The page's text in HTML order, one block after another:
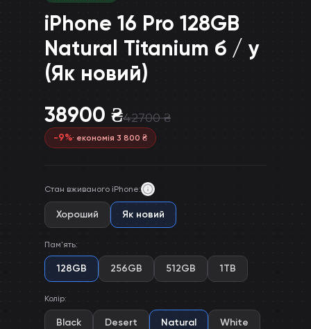
iPhone 16 Pro 128GB
Natural Titanium б / у
(Як новий)
38900 ₴42700₴
-9%· економія 3 800 ₴
Стан вживаного iPhone:
Хороший Як новий
Пам'ять:
128GB 256GB 512GB 1TB
Колір:
Black Desert Natural White